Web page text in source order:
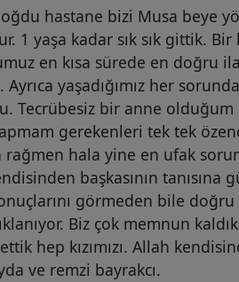
hastane bizi Musa beye
1 yaşa kadar sık sık gittik.
en kısa sürede en doğru
yaşadığımız her
Tecrübesiz bir anne
gerekenleri tek tek
rağmen hala yine en ufak
başkasının tanısına
görmeden bile doğru
Biz çok memnun
hep kızımızı. Allah
ve remzi bayrakcı.